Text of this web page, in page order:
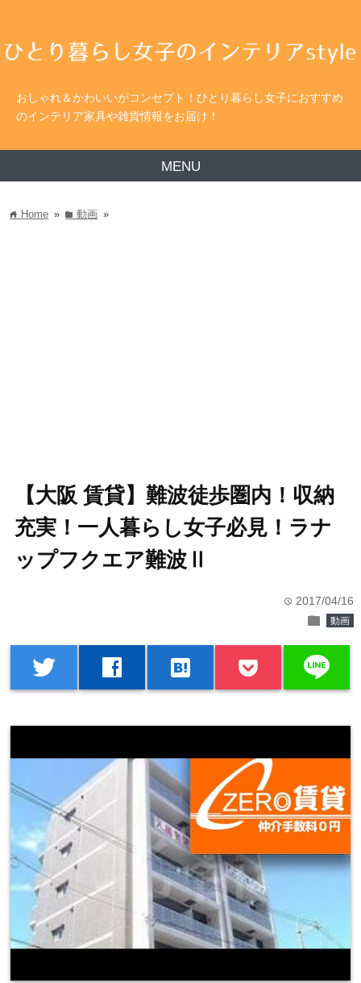
おしゃれ＆かわいいがコンセプト！ひとり暮らし女子におすすめ
のインテリア家具や雑貨情報をお届け！
MENU
home Home » folder動画 »
【大阪 賃貸】難波徒歩圏内！収納
充実！一人暮らし女子必見！ラナ
ップフクエア難波Ⅱ
time 2017/04/16
folder 動画
twitter facebook hatenabookmark line